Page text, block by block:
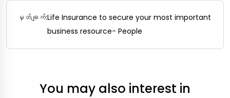
မှတ်ချက်:Life Insurance to secure your most important
business resource- People
You may also interest in